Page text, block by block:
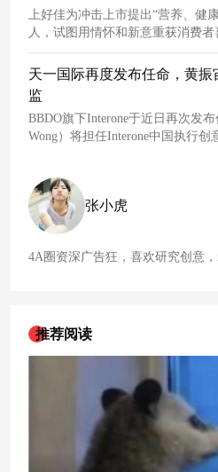
上好佳为冲击上市提出“营养、健
人，试图用情怀和新意重获消费者
天一国际再度发布任命，黄
监
BBDO旗下Interone于近日再次发
Wong）将担任Interone中国执行创
张小虎
4A圈资深广告狂，喜欢研究创意
推荐阅读